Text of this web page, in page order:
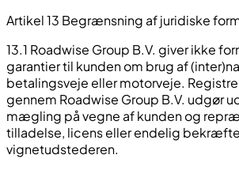
Artikel 13 Begrænsning af juridiske
13.1 Roadwise Group B.V. giver ikke
garantier til kunden om brug af
betalingsveje eller motorveje.
gennem Roadwise Group B.V. udgør
mægling på vegne af kunden og
tilladelse, licens eller endelig
vignetudstederen.